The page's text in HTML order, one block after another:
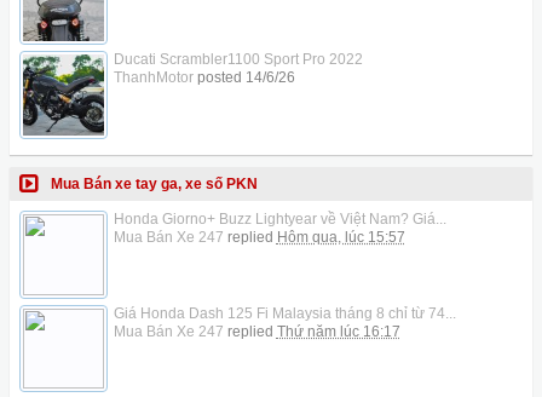
Ducati Scrambler1100 Sport Pro 2022
ThanhMotorposted 14/6/26
Mua Bán xe tay ga, xe số PKN
Honda Giorno+ Buzz Lightyear về Việt Nam? Giá...
Mua Bán Xe 247 replied Hôm qua, lúc 15:57
Giá Honda Dash 125 Fi Malaysia tháng 8 chỉ từ 74...
Mua Bán Xe 247 replied Thứ năm lúc 16:17